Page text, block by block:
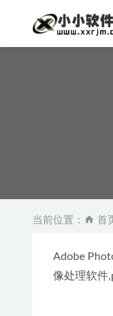
当前位置： 首
Adobe
像处理软件